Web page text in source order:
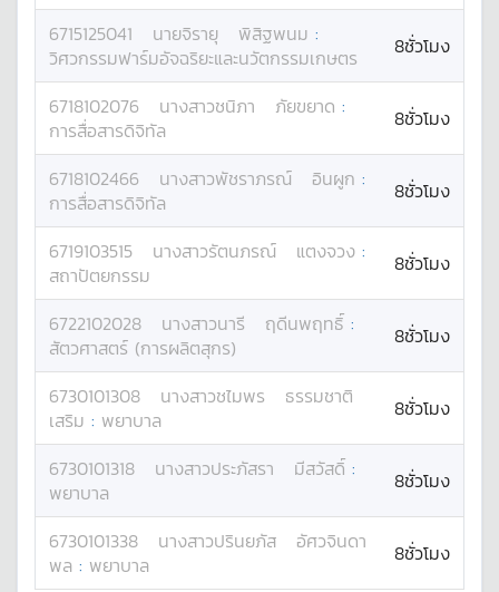
6715125041 นายจิรายุ พิสิฐพนม :
วิศวกรรมฟาร์มอัจฉริยะและนวัตกรรมเกษตร
8ชั่วโมง
6718102076 นางสาวชนิภา ภัยขยาด :
การสื่อสารดิจิทัล
8ชั่วโมง
6718102466 นางสาวพัชราภรณ์ อินผูก :
การสื่อสารดิจิทัล
8ชั่วโมง
6719103515 นางสาวรัตนภรณ์ แตงจวง :
สถาปัตยกรรม
8ชั่วโมง
6722102028 นางสาวนารี ฤดีนพฤทธิ์ :
สัตวศาสตร์ (การผลิตสุกร)
8ชั่วโมง
6730101308 นางสาวชไมพร
ธรรมชาติ
เสริม : พยาบาล 8ชั่วโมง
6730101318 นางสาวประภัสรา มีสวัสดิ์ :
พยาบาล
8ชั่วโมง
6730101338 นางสาวปรินยภัส
อัศวจินดา
พล : พยาบาล 8ชั่วโมง